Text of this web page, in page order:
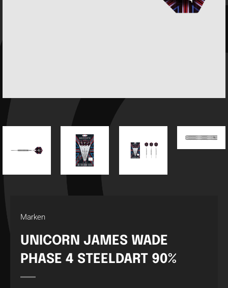
Marken
UNICORN JAMES WADE
PHASE 4 STEELDART 90%